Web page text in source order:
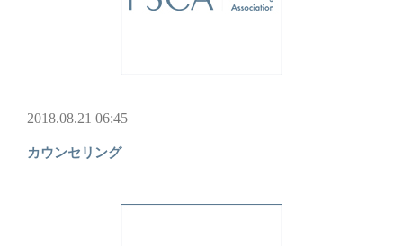
2018.08.21 06:45
カウンセリング